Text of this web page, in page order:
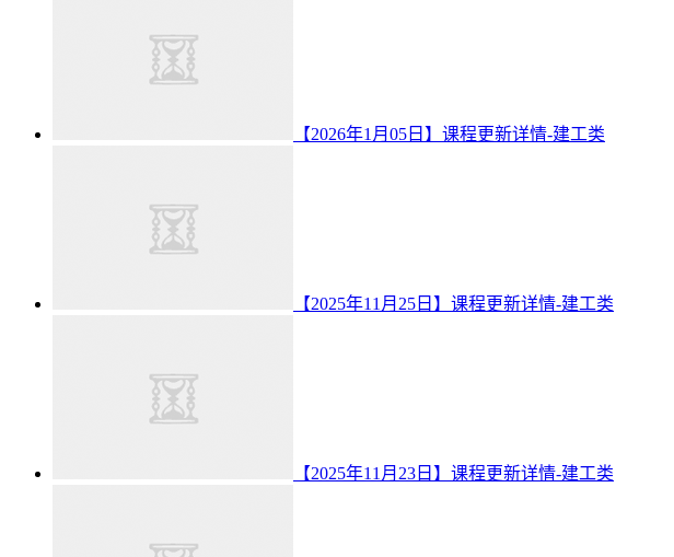
【2026年1月05日】课程更新详情-建工类
【2025年11月25日】课程更新详情-建工类
【2025年11月23日】课程更新详情-建工类